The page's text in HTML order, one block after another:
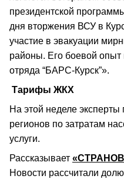
президентской
дня вторжения ВСУ в
участие в эвакуации
районы. Его боевой
отряда “БАРС-Курск”».
Тарифы ЖКХ
На этой неделе эксперты
регионов по затратам
услуги.
Рассказывает
Новости рассчитали